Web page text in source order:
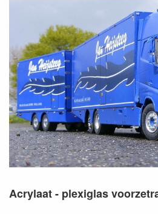
Acrylaat - plexiglas